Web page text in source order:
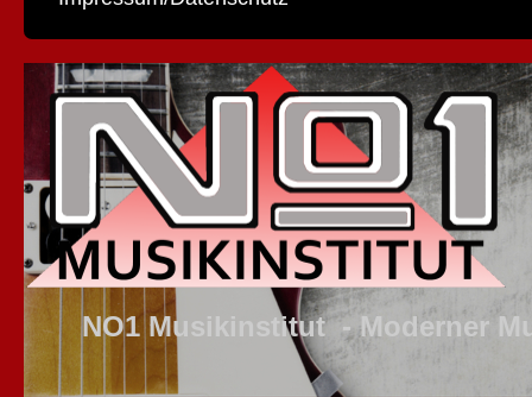
NO1 Musikinstitut - Moderner